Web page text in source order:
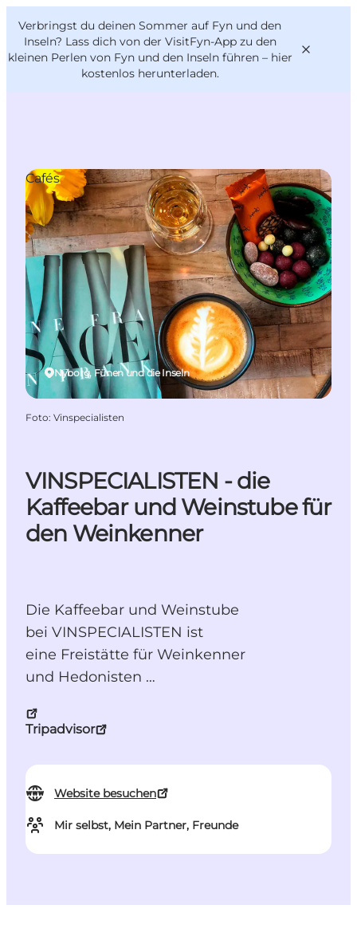
Verbringst du deinen Sommer auf Fyn und den
Inseln? Lass dich von der VisitFyn-App zu den
kleinen Perlen von Fyn und den Inseln führen – hier
kostenlos herunterladen.
Reise Ideen
Outdoor & bike
Essen & trinken
Übernachtung
VisitFyn
Deutsch
VINSPECIALISTEN - die
Kaffeebar und Weinstube für
den Weinkenner
Die Kaffeebar und Weinstube
bei VINSPECIALISTEN ist
eine Freistätte für Weinkenner
und Hedonisten …
Tripadvisor
Website besuchen
Mir selbst, Mein Partner, Freunde
Nyborg, Fünen und die Inseln
Cafés
Foto: Vinspecialisten